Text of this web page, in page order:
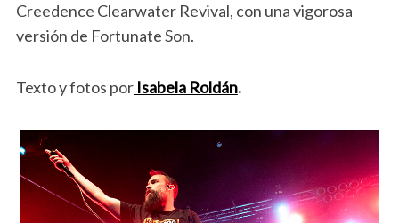
Creedence Clearwater Revival, con una vigorosa
versión de Fortunate Son.
Texto y fotos porIsabela Roldán.